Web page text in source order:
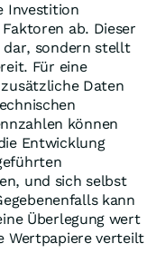
Investition
ab. Dieser
sondern stellt
Für eine
Daten
können
Entwicklung
und sich selbst
kann
Überlegung wert
Wertpapiere verteilt